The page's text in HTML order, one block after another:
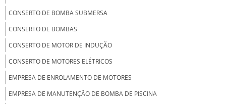
CONSERTO DE BOMBA SUBMERSA
CONSERTO DE BOMBAS
CONSERTO DE MOTOR DE INDUÇÃO
CONSERTO DE MOTORES ELÉTRICOS
EMPRESA DE ENROLAMENTO DE MOTORES
EMPRESA DE MANUTENÇÃO DE BOMBA DE PISCINA